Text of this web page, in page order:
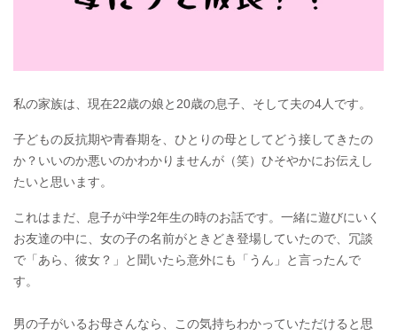
私の家族は、現在22歳の娘と20歳の息子、そして夫の4人です。
子どもの反抗期や青春期を、ひとりの母としてどう接してきたの
か？いいのか悪いのかわかりませんが（笑）ひそやかにお伝えし
たいと思います。
これはまだ、息子が中学2年生の時のお話です。一緒に遊びにいく
お友達の中に、女の子の名前がときどき登場していたので、冗談
で「あら、彼女？」と聞いたら意外にも「うん」と言ったんで
す。
男の子がいるお母さんなら、この気持ちわかっていただけると思